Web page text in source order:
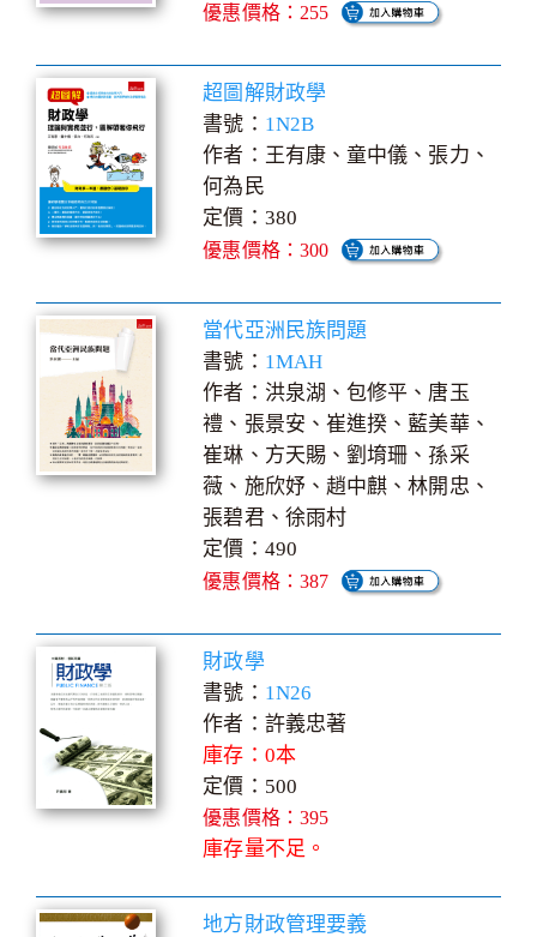
優惠價格：255
超圖解財政學
書號： 1N2B
作者：王有康、童中儀、張力、
何為民
定價：380
優惠價格：300
當代亞洲民族問題
書號： 1MAH
作者：洪泉湖、包修平、唐玉
禮、張景安、崔進揆、藍美華、
崔琳、方天賜、劉堉珊、孫采
薇、施欣妤、趙中麒、林開忠、
張碧君、徐雨村
定價：490
優惠價格：387
財政學
書號： 1N26
作者：許義忠著
庫存：0本
定價：500
優惠價格：395
庫存量不足。
地方財政管理要義